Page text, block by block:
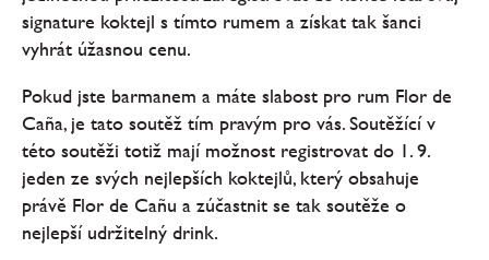
signature koktejl s tímto rumem a získat tak šanci
vyhrát úžasnou cenu.
Pokud jste barmanem a máte slabost pro rum Flor de
Caña, je tato soutěž tím pravým pro vás. Soutěžící v
této soutěži totiž mají možnost registrovat do 1. 9.
jeden ze svých nejlepších koktejlů, který obsahuje
právě Flor de Cañu a zúčastnit se tak soutěže o
nejlepší udržitelný drink.